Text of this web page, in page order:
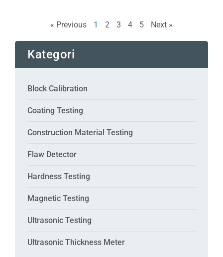
« Previous 1 2 3 4 5 Next »
Kategori
Block Calibration
Coating Testing
Construction Material Testing
Flaw Detector
Hardness Testing
Magnetic Testing
Ultrasonic Testing
Ultrasonic Thickness Meter